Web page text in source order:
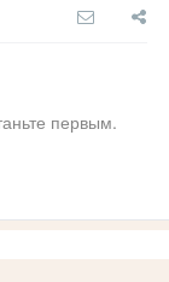
первым.